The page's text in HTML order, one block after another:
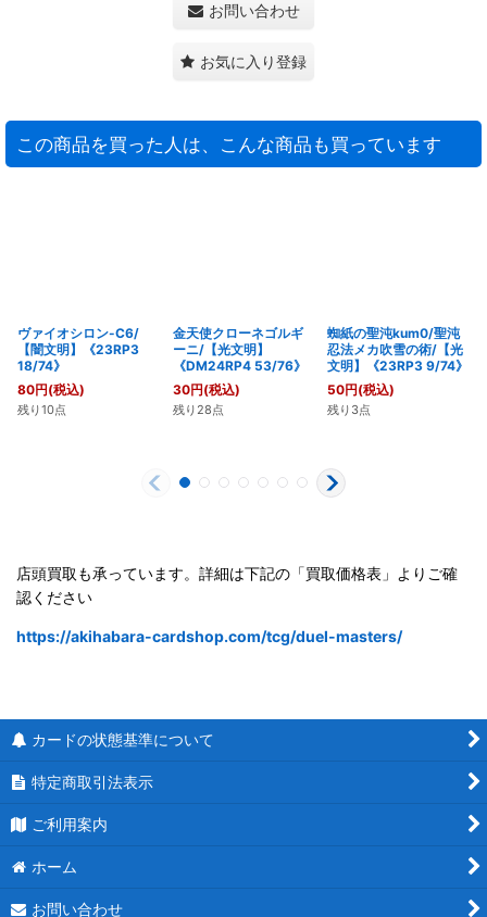
お問い合わせ
お気に入り登録
この商品を買った人は、こんな商品も買っています
ヴァイオシロン-C6/
【闇文明】《23RP3
18/74》
80円(税込)
残り10点
金天使クローネゴルギ
ーニ/【光文明】
《DM24RP4 53/76》
30円(税込)
残り28点
蜘紙の聖沌kum0/聖沌
忍法メカ吹雪の術/【光
文明】《23RP3 9/74》
50円(税込)
残り3点
店頭買取も承っています。詳細は下記の「買取価格表」よりご確
認ください
https://akihabara-cardshop.com/tcg/duel-masters/
カードの状態基準について
特定商取引法表示
ご利用案内
ホーム
お問い合わせ